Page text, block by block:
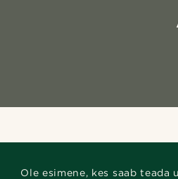
Ole esimene, kes saab